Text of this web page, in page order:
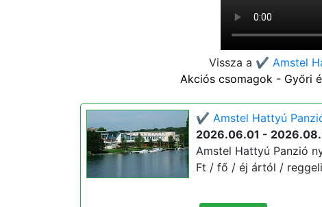
Vissza a ✔️ Amstel
Akciós csomagok - Győri
✔️ Amstel Hattyú
2026.06.01 -
Amstel Hattyú Panzió
Ft / fő / éj ártól /